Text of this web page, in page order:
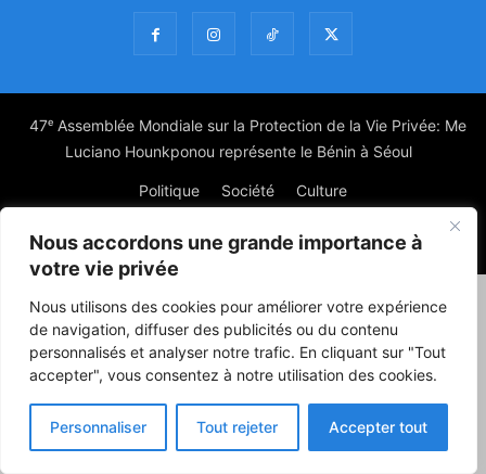
Nous accordons une grande importance à
votre vie privée
Nous utilisons des cookies pour améliorer votre expérience
de navigation, diffuser des publicités ou du contenu
personnalisés et analyser notre trafic. En cliquant sur "Tout
accepter", vous consentez à notre utilisation des cookies.
Personnaliser Tout rejeter Accepter tout
47ᵉ Assemblée Mondiale sur la Protection de la Vie Privée: Me
Luciano Hounkponou représente le Bénin à Séoul
Politique Société Culture
© Powered by digitXplus Francophone